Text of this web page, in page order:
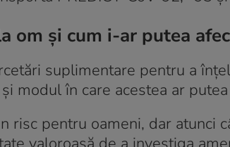
om și cum i-ar putea
suplimentare pentru a
modul în care acestea ar
risc pentru oameni, dar atunci